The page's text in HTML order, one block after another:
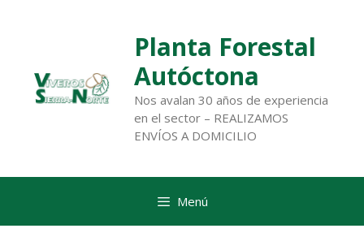
Planta Forestal
Autóctona
Nos avalan 30 años de experiencia
en el sector – REALIZAMOS
ENVÍOS A DOMICILIO
Menú